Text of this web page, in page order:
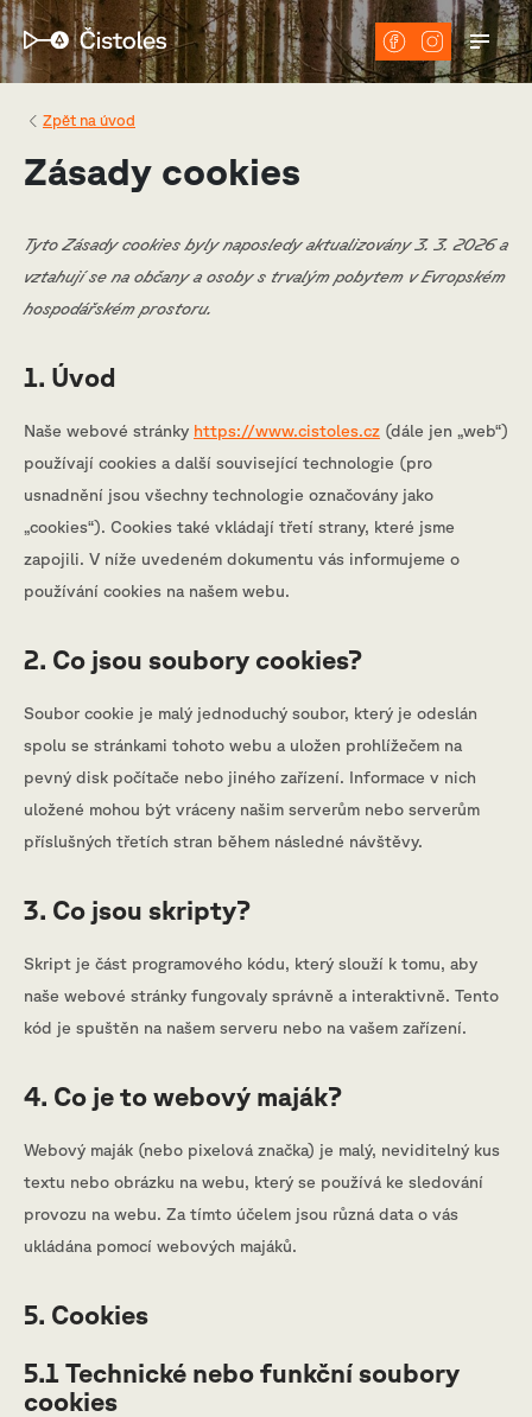
Zpět na úvod
Zásady cookies
Tyto Zásady cookies byly naposledy aktualizovány 3. 3. 2026 a
vztahují se na občany a osoby s trvalým pobytem v Evropském
hospodářském prostoru.
1. Úvod
Naše webové stránky https://www.cistoles.cz (dále jen „web“)
používají cookies a další související technologie (pro
usnadnění jsou všechny technologie označovány jako
„cookies“). Cookies také vkládají třetí strany, které jsme
zapojili. V níže uvedeném dokumentu vás informujeme o
používání cookies na našem webu.
2. Co jsou soubory cookies?
Soubor cookie je malý jednoduchý soubor, který je odeslán
spolu se stránkami tohoto webu a uložen prohlížečem na
pevný disk počítače nebo jiného zařízení. Informace v nich
uložené mohou být vráceny našim serverům nebo serverům
příslušných třetích stran během následné návštěvy.
3. Co jsou skripty?
Skript je část programového kódu, který slouží k tomu, aby
naše webové stránky fungovaly správně a interaktivně. Tento
kód je spuštěn na našem serveru nebo na vašem zařízení.
4. Co je to webový maják?
Webový maják (nebo pixelová značka) je malý, neviditelný kus
textu nebo obrázku na webu, který se používá ke sledování
provozu na webu. Za tímto účelem jsou různá data o vás
ukládána pomocí webových majáků.
5. Cookies
5.1 Technické nebo funkční soubory
cookies